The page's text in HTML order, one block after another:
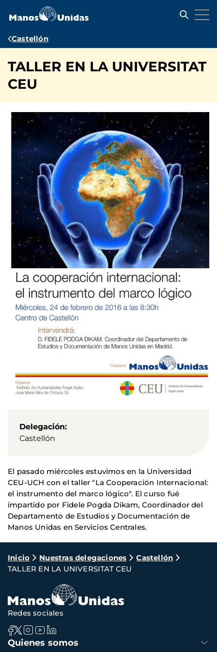
contenido
Ruta
navegación
Castellón
TALLER EN LA UNIVERSITAT
CEU
Delegación
Castellón
El pasado miércoles estuvimos en la Universidad
CEU-UCH con el taller "La Cooperación Internacional:
el instrumento del marco lógico". El curso fué
impartido por Fidele Pogda Dikam, Coordinador del
Departamento de Estudios y Documentación de
Manos Unidas en Servicios Centrales.
Ruta
de
navegación
Inicio Nuestras delegaciones
Castellón
TALLER EN LA UNIVERSITAT CEU
Navegación
principal
Quienes somos
Redes sociales